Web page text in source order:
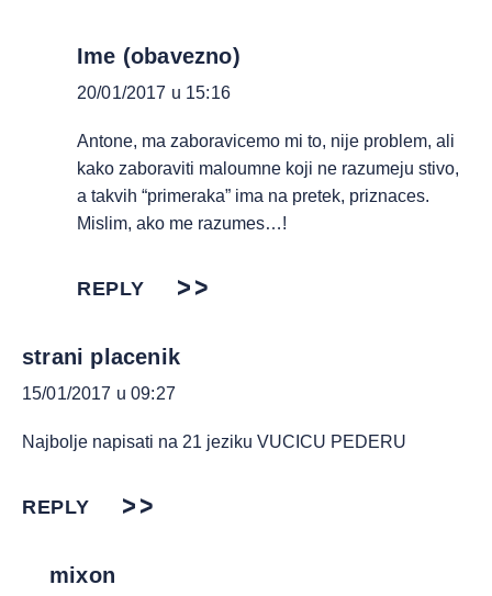
Ime (obavezno)
20/01/2017 u 15:16
Antone, ma zaboravicemo mi to, nije problem, ali
kako zaboraviti maloumne koji ne razumeju stivo,
a takvih “primeraka” ima na pretek, priznaces.
Mislim, ako me razumes…!
REPLY
strani placenik
15/01/2017 u 09:27
Najbolje napisati na 21 jeziku VUCICU PEDERU
REPLY
mixon